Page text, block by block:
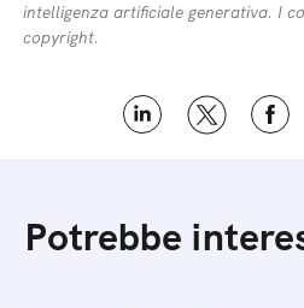
intelligenza artificiale generativa. I
copyright.
Potrebbe